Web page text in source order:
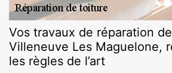
Vos travaux de réparation
Villeneuve Les Maguelone,
les règles de l’art